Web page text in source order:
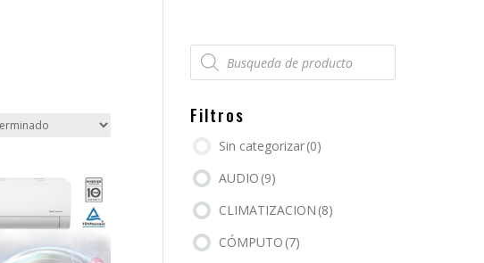
Búsqueda
de
productos
Filtros
Sin categorizar(0)
AUDIO (9)
CLIMATIZACION (8)
CÓMPUTO (7)